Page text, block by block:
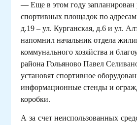
— Еще в этом году запланирован
спортивных площадок по
д.19 – ул. Курганская, д.6 и ул.
напомнил начальник отдела
коммунального хозяйства и
района Гольяново Павел
установят спортивное
информационные стенды и
коробки.
А за счет неиспользованных